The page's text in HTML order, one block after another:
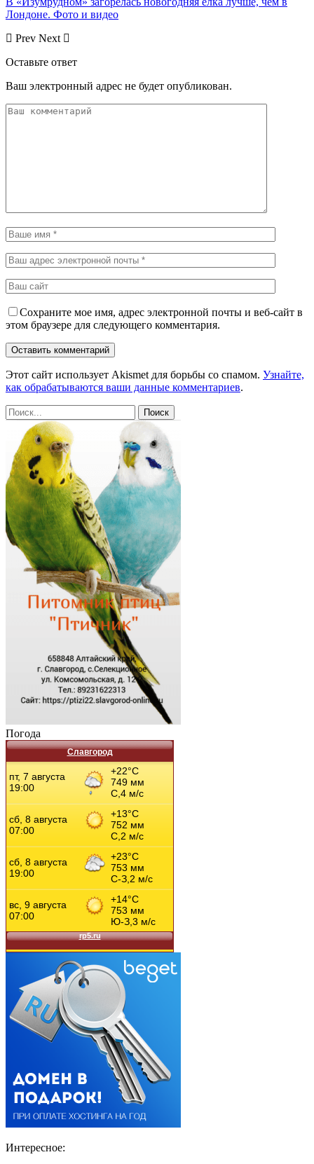
Лондоне. Фото и видео
Prev Next
Оставьте ответ
Ваш электронный адрес не будет опубликован.
Сохраните мое имя, адрес электронной почты и веб-сайт в
этом браузере для следующего комментария.
Этот сайт использует Akismet для борьбы со спамом. Узнайте,
как обрабатываются ваши данные комментариев.
Погода
Славгород
Интересное: